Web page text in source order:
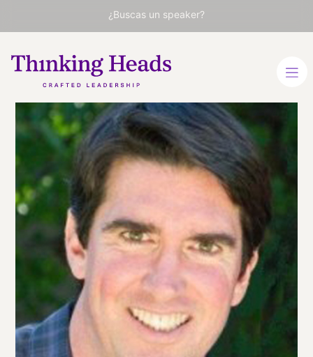
¿Buscas un speaker?
Adam
Cheyer
Cofundador de Siri y socio
en Project Voice Venture
INGLÉS
VER PERFIL
Viaja
desde
ESTADOS UNIDOS
CALIFORNIA